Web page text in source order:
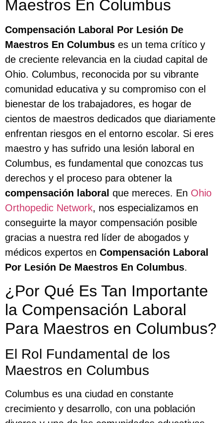
Maestros En Columbus
Compensación Laboral Por Lesión De
Maestros En Columbus es un tema crítico y
de creciente relevancia en la ciudad capital de
Ohio. Columbus, reconocida por su vibrante
comunidad educativa y su compromiso con el
bienestar de los trabajadores, es hogar de
cientos de maestros dedicados que diariamente
enfrentan riesgos en el entorno escolar. Si eres
maestro y has sufrido una lesión laboral en
Columbus, es fundamental que conozcas tus
derechos y el proceso para obtener la
compensación laboral que mereces. En Ohio
Orthopedic Network, nos especializamos en
conseguirte la mayor compensación posible
gracias a nuestra red líder de abogados y
médicos expertos en Compensación Laboral
Por Lesión De Maestros En Columbus.
¿Por Qué Es Tan Importante
la Compensación Laboral
Para Maestros en Columbus?
El Rol Fundamental de los
Maestros en Columbus
Columbus es una ciudad en constante
crecimiento y desarrollo, con una población